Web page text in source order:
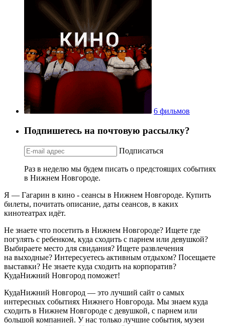
6 фильмов
Подпишетесь на почтовую рассылку?
Подписаться
Раз в неделю мы будем писать о предстоящих событиях
в Нижнем Новгороде.
Я — Гагарин в кино - сеансы в Нижнем Новгороде. Купить
билеты, почитать описание, даты сеансов, в каких
кинотеатрах идёт.
Не знаете что посетить в Нижнем Новгороде? Ищете где
погулять с ребенком, куда сходить с парнем или девушкой?
Выбираете место для свидания? Ищете развлечения
на выходные? Интересуетесь активным отдыхом? Посещаете
выставки? Не знаете куда сходить на корпоратив?
КудаНижний Новгород поможет!
КудаНижний Новгород — это лучший сайт о самых
интересных событиях Нижнего Новгорода. Мы знаем куда
сходить в Нижнем Новгороде с девушкой, с парнем или
большой компанией. У нас только лучшие события, музеи